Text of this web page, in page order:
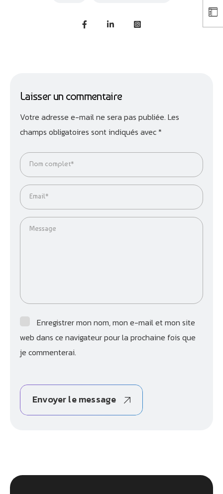
Laisser un commentaire
Votre adresse e-mail ne sera pas publiée. Les
champs obligatoires sont indiqués avec*
Nom complet*
Email*
Message
Enregistrer mon nom, mon e-mail et mon site
web dans ce navigateur pour la prochaine fois que
je commenterai.
Envoyer le message